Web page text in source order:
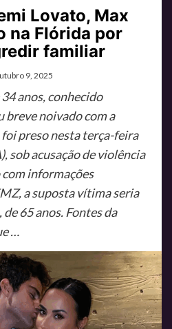
Lovato, Max
na Flórida por
familiar
9, 2025
anos, conhecido
breve noivado com a
preso nesta terça-feira
sob acusação de violência
informações
a suposta vítima seria
65 anos. Fontes da
…